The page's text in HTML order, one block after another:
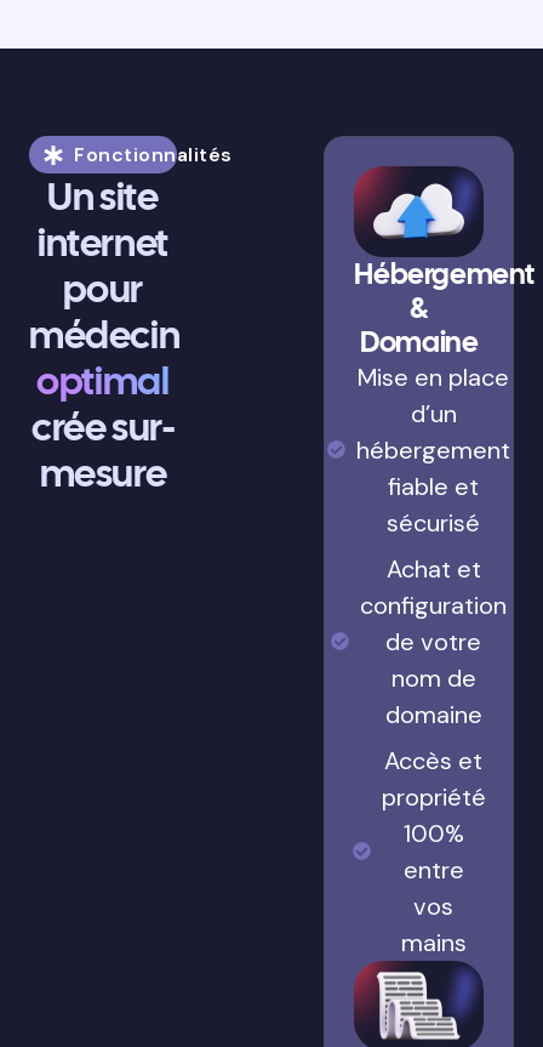
Fonctionnalités
Un site
internet
pour
médecin
optimal
crée sur-
mesure
Hébergement
&
Domaine
Mise en place
d’un
hébergement
fiable et
sécurisé
Achat et
configuration
de votre
nom de
domaine
Accès et
propriété
100%
entre
vos
mains